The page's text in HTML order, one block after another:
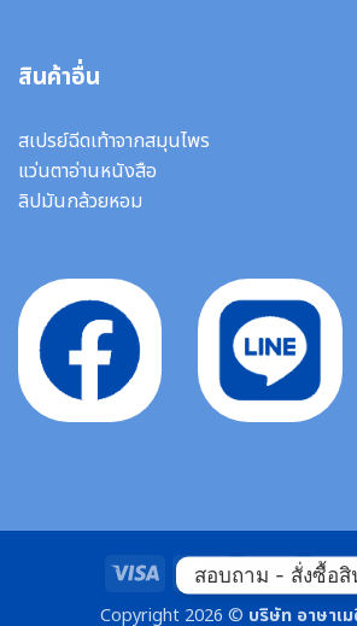
สินค้าอื่น
สเปรย์ฉีดเท้าจากสมุนไพร
แว่นตาอ่านหนังสือ
ลิปมันกล้วยหอม
Visa MasterCard
Stripe
Copyright 2026 © บริษัท อาษาเ
สอบถาม - สั่งซื้อสิ